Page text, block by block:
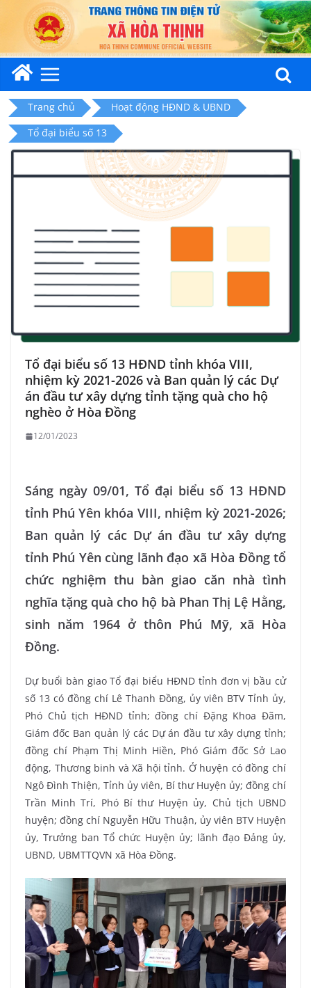
content
Trang chủ
Hoạt động HĐND & UBND
Tổ đại biểu số 13
Tổ đại biểu số 13 HĐND tỉnh khóa VIII,
nhiệm kỳ 2021-2026 và Ban quản lý các Dự
án đầu tư xây dựng tỉnh tặng quà cho hộ
nghèo ở Hòa Đồng
12/01/2023
Sáng ngày 09/01, Tổ đại biểu số 13 HĐND
tỉnh Phú Yên khóa VIII, nhiệm kỳ 2021-2026;
Ban quản lý các Dự án đầu tư xây dựng
tỉnh Phú Yên cùng lãnh đạo xã Hòa Đồng tổ
chức nghiệm thu bàn giao căn nhà tình
nghĩa tặng quà cho hộ bà Phan Thị Lệ Hằng,
sinh năm 1964 ở thôn Phú Mỹ, xã Hòa
Đồng.
Dự buổi bàn giao Tổ đại biểu HĐND tỉnh đơn vị bầu cử
số 13 có đồng chí Lê Thanh Đồng, ủy viên BTV Tỉnh ủy,
Phó Chủ tịch HĐND tỉnh; đồng chí Đặng Khoa Đãm,
Giám đốc Ban quản lý các Dự án đầu tư xây dựng tỉnh;
đồng chí Phạm Thị Minh Hiền, Phó Giám đốc Sở Lao
động, Thương binh và Xã hội tỉnh. Ở huyện có đồng chí
Ngô Đình Thiện, Tỉnh ủy viên, Bí thư Huyện ủy; đồng chí
Trần Minh Trí, Phó Bí thư Huyện ủy, Chủ tịch UBND
huyện; đồng chí Nguyễn Hữu Thuận, ủy viên BTV Huyện
ủy, Trưởng ban Tổ chức Huyện ủy; lãnh đạo Đảng ủy,
UBND, UBMTTQVN xã Hòa Đồng.